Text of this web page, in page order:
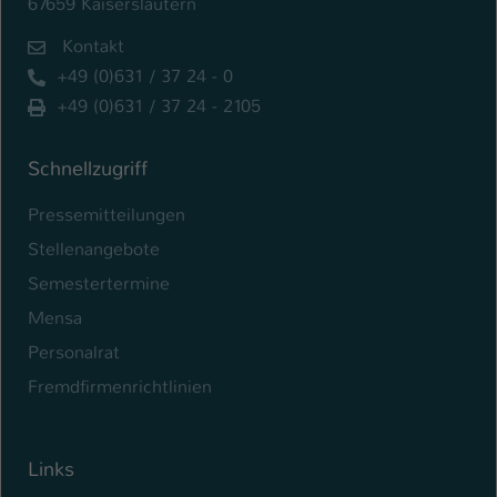
Kontakt
+49 (0)631 / 37 24 - 0
+49 (0)631 / 37 24 - 2105
Schnellzugriff
Pressemitteilungen
Stellenangebote
Semestertermine
Mensa
Personalrat
Fremdfirmenrichtlinien
Links
Name
Anbieter TYPO3
Zweck
angemeldet ist und Rechte besitzt diese
zu verwalten.